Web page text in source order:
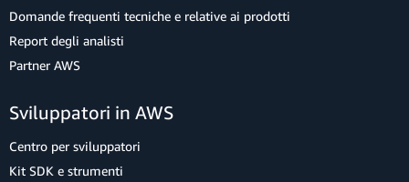
Domande frequenti tecniche e relative ai prodotti
Report degli analisti
Partner AWS
Sviluppatori in AWS
Centro per sviluppatori
Kit SDK e strumenti